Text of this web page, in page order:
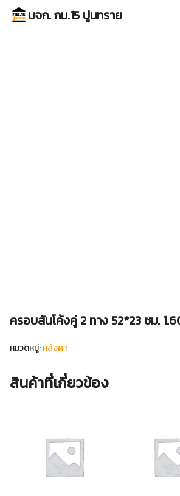
Skip
บจก. กม.15 ปูนทราย
ครอบสันโค้งคู่ 2 ทาง 52*23 ซม.
หมวดหมู่:หลังคา
สินค้าที่เกี่ยวข้อง